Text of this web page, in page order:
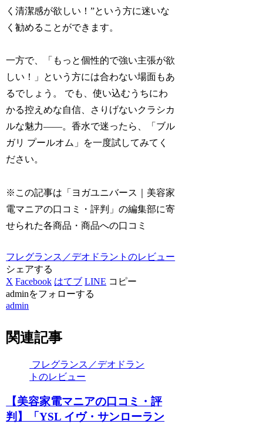
く清潔感が欲しい！”という方に迷いな
く勧めることができます。
一方で、「もっと個性的で強い主張が欲
しい！」という方には合わない場面もあ
るでしょう。 でも、使い込むうちにわ
かる控えめな自信、さりげないクラシカ
ルな魅力――。香水で迷ったら、「ブル
ガリ プールオム」を一度試してみてく
ださい。
※この記事は「ヨガユニバース｜美容家
電マニアの口コミ・評判」の編集部に寄
せられた各商品・商品への口コミ
フレグランス／デオドラントのレビュー
シェアする
X Facebook はてブ LINE コピー
adminをフォローする
admin
関連記事
フレグランス／デオドラン
トのレビュー
【美容家電マニアの口コミ・評
判】「YSL イヴ・サンローラン